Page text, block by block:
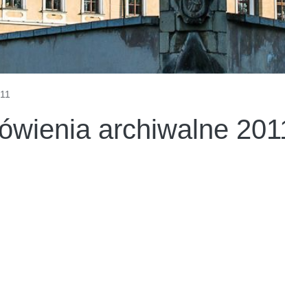
archiwalne